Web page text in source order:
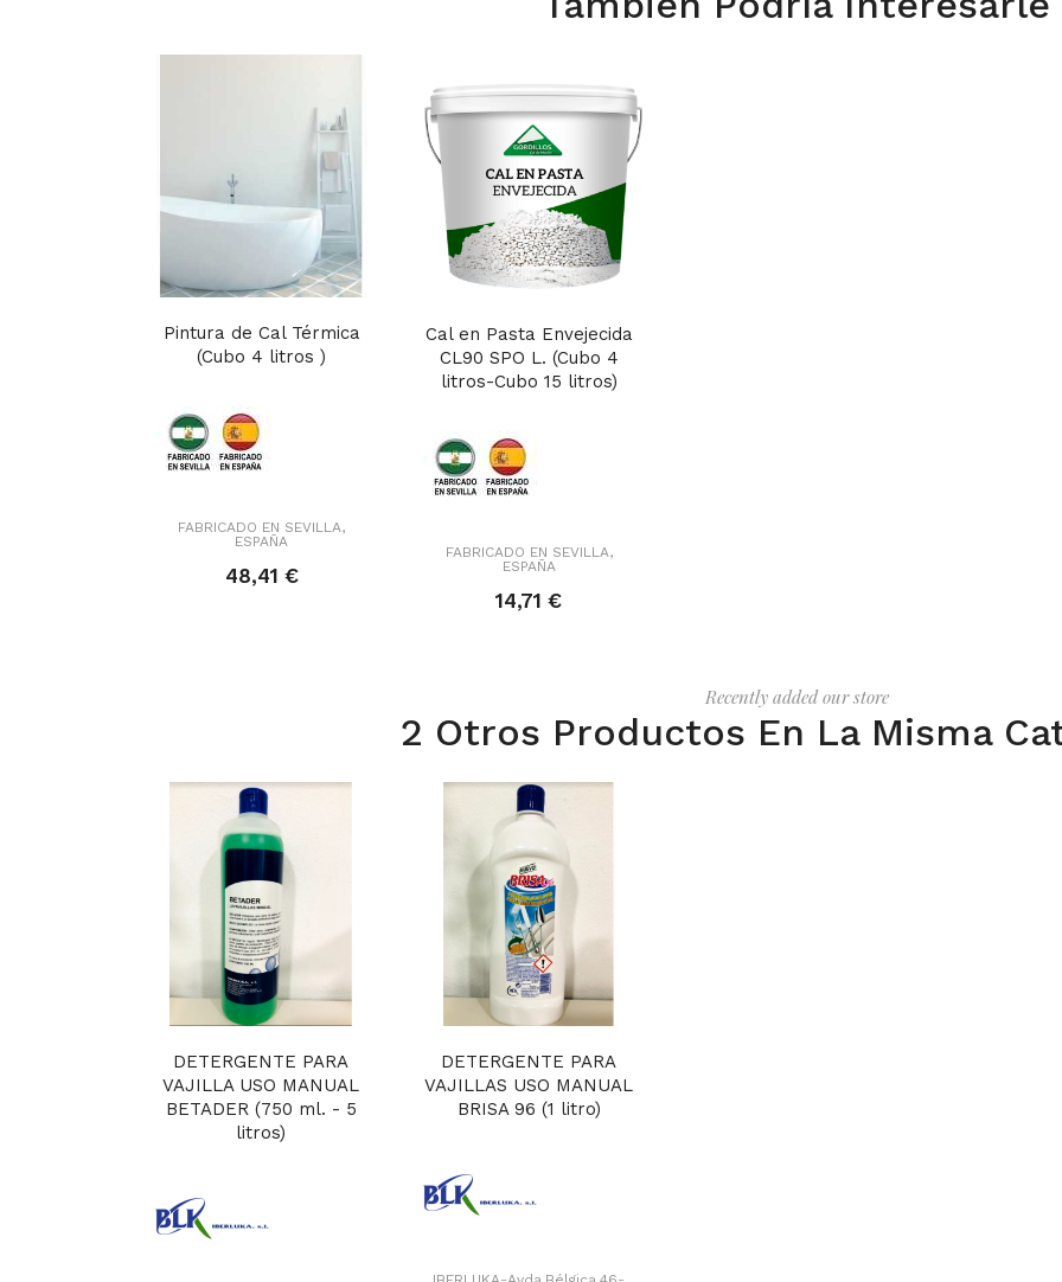
Pintura de Cal Térmica
(Cubo 4 litros )
FABRICADO EN SEVILLA,
ESPAÑA
48,41 €
Cal en Pasta Envejecida
CL90 SPO L. (Cubo 4
litros-Cubo 15 litros)
FABRICADO EN SEVILLA,
ESPAÑA
14,71 €
Recently added our store
2 Otros Productos En La Misma
DETERGENTE PARA
VAJILLA USO MANUAL
BETADER (750 ml. - 5
litros)
DETERGENTE PARA
VAJILLAS USO MANUAL
BRISA 96 (1 litro)